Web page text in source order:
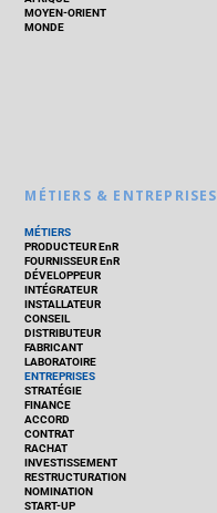
MOYEN-ORIENT
MONDE
MÉTIERS & ENTREPRISES
MÉTIERS
PRODUCTEUR EnR
FOURNISSEUR EnR
DÉVELOPPEUR
INTÉGRATEUR
INSTALLATEUR
CONSEIL
DISTRIBUTEUR
FABRICANT
LABORATOIRE
ENTREPRISES
STRATÉGIE
FINANCE
ACCORD
CONTRAT
RACHAT
INVESTISSEMENT
RESTRUCTURATION
NOMINATION
START-UP